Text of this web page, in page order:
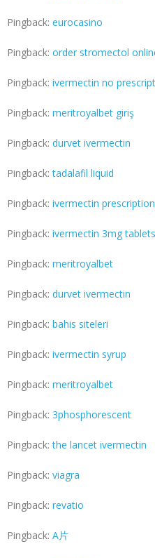
Pingback: eurocasino
Pingback: order stromectol
Pingback: ivermectin no
Pingback: meritroyalbet giriş
Pingback: durvet ivermectin
Pingback:tadalafil liquid
Pingback: ivermectin prescription
Pingback: ivermectin 3mg tablets
Pingback: meritroyalbet
Pingback: durvet ivermectin
Pingback: bahis siteleri
Pingback: ivermectin syrup
Pingback: meritroyalbet
Pingback: 3phosphorescent
Pingback:the lancet ivermectin
Pingback: viagra
Pingback: revatio
Pingback: A片